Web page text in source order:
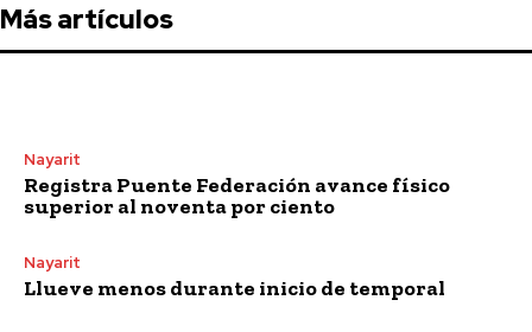
Más artículos
Nayarit
Registra Puente Federación avance físico
superior al noventa por ciento
Nayarit
Llueve menos durante inicio de temporal